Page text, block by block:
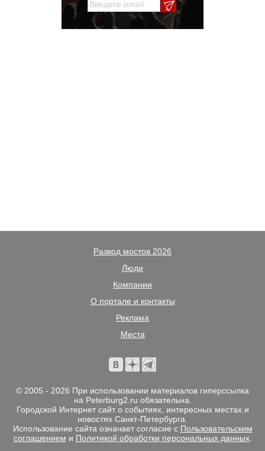
Развод мостов 2026
Люди
Компании
О портале и контакты
Реклама
Места
© 2005 - 2026 При использовании материалов гиперссылка
на Peterburg2.ru обязательна.
Городской Интернет сайт о событиях, интересных местах и
новостях Санкт-Петербурга.
Использование сайта означает согласие с Пользовательским
соглашением и Политикой обработки персональных данных.